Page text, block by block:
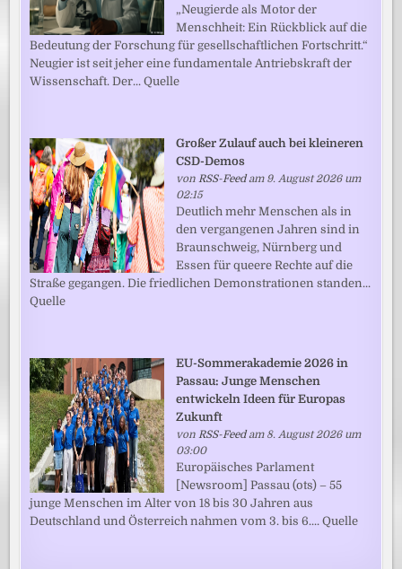
„Neugierde als Motor der
Menschheit: Ein Rückblick auf die
Bedeutung der Forschung für gesellschaftlichen Fortschritt.“
Neugier ist seit jeher eine fundamentale Antriebskraft der
Wissenschaft. Der... Quelle
Großer Zulauf auch bei kleineren
CSD-Demos
vonRSS-Feedam 9. August 2026 um
02:15
Deutlich mehr Menschen als in
den vergangenen Jahren sind in
Braunschweig, Nürnberg und
Essen für queere Rechte auf die
Straße gegangen. Die friedlichen Demonstrationen standen...
Quelle
EU-Sommerakademie 2026 in
Passau: Junge Menschen
entwickeln Ideen für Europas
Zukunft
vonRSS-Feedam 8. August 2026 um
03:00
Europäisches Parlament
[Newsroom] Passau (ots) – 55
junge Menschen im Alter von 18 bis 30 Jahren aus
Deutschland und Österreich nahmen vom 3. bis 6.... Quelle